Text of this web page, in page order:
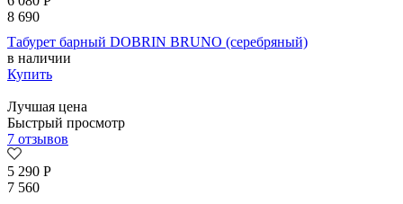
8 690
Табурет барный DOBRIN BRUNO (серебряный)
в наличии
Купить
Лучшая цена
Быстрый просмотр
7 отзывов
5 290 Р
7 560